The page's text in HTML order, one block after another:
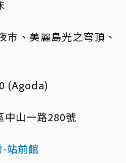
市、美麗島光之穹頂、
(Agoda)
中山一路280號
站前館